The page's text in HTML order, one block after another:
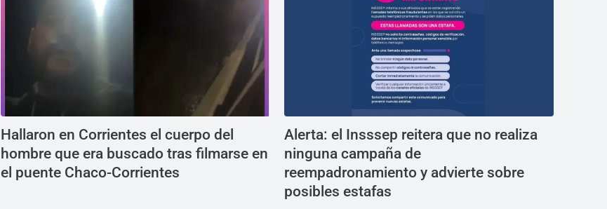
Hallaron en Corrientes el cuerpo del
hombre que era buscado tras filmarse en
el puente Chaco-Corrientes
Alerta: el Insssep reitera que no realiza
ninguna campaña de
reempadronamiento y advierte sobre
posibles estafas